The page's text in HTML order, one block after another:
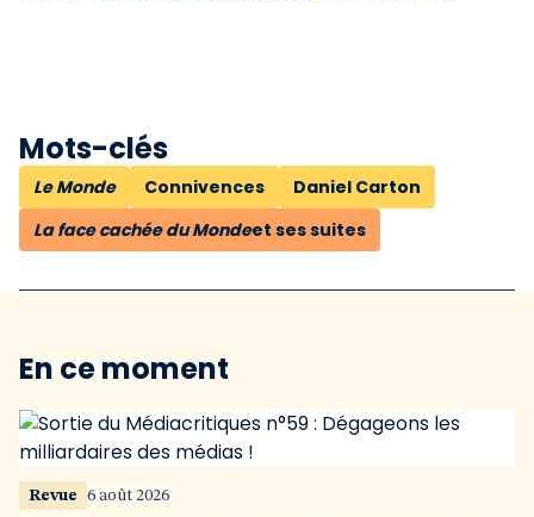
Mots-clés
Le Monde Connivences
Daniel Carton
La face cachée du Mondeet ses suites
En ce moment
Revue 6 août 2026